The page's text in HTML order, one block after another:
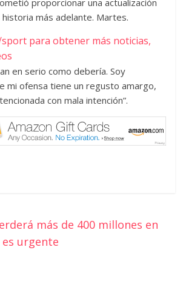
más adelante. Martes.
para obtener más noticias,
en serio como debería. Soy
mi ofensa tiene un regusto amargo,
con mala intención”.
más de 400 millones en
es urgente